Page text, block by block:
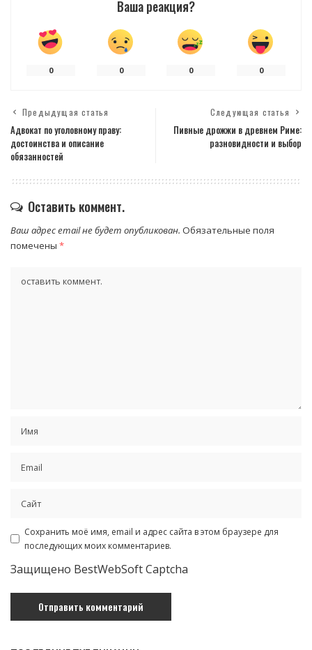
Ваша реакция?
0 0 0 0
Предыдущая статья
Адвокат по уголовному праву:
достоинства и описание
обязанностей
Следующая статья
Пивные дрожжи в древнем Риме:
разновидности и выбор
Оставить коммент.
Ваш адрес email не будет опубликован. Обязательные поля
помечены *
Сохранить моё имя, email и адрес сайта в этом браузере для
последующих моих комментариев.
Защищено BestWebSoft Captcha